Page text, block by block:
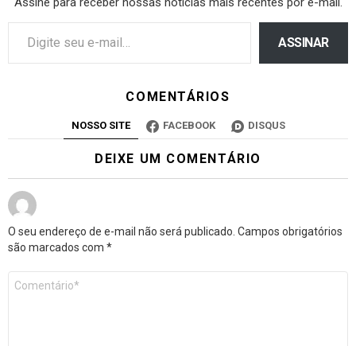
ASSINAR
COMENTÁRIOS
NOSSO SITE FACEBOOK DISQUS
DEIXE UM COMENTÁRIO
O seu endereço de e-mail não será publicado. Campos obrigatórios
são marcados com *